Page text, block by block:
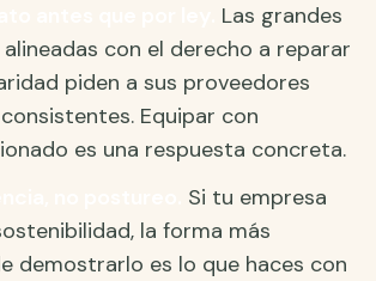
Las grandes
con el derecho a reparar
piden a sus proveedores
Equipar con
es una respuesta concreta.
Si tu empresa
la forma más
demostrarlo es lo que haces con